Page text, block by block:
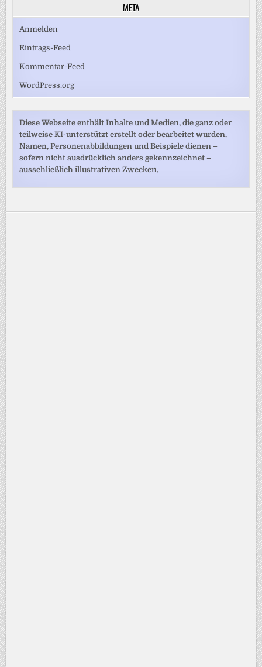
META
Anmelden
Eintrags-Feed
Kommentar-Feed
WordPress.org
Diese Webseite enthält Inhalte und Medien, die ganz oder
teilweise KI-unterstützt erstellt oder bearbeitet wurden.
Namen, Personenabbildungen und Beispiele dienen –
sofern nicht ausdrücklich anders gekennzeichnet –
ausschließlich illustrativen Zwecken.